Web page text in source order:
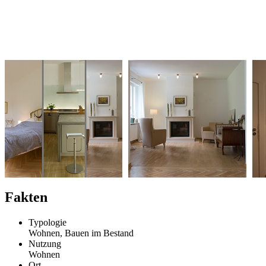
Fakten
Typologie
Wohnen, Bauen im Bestand
Nutzung
Wohnen